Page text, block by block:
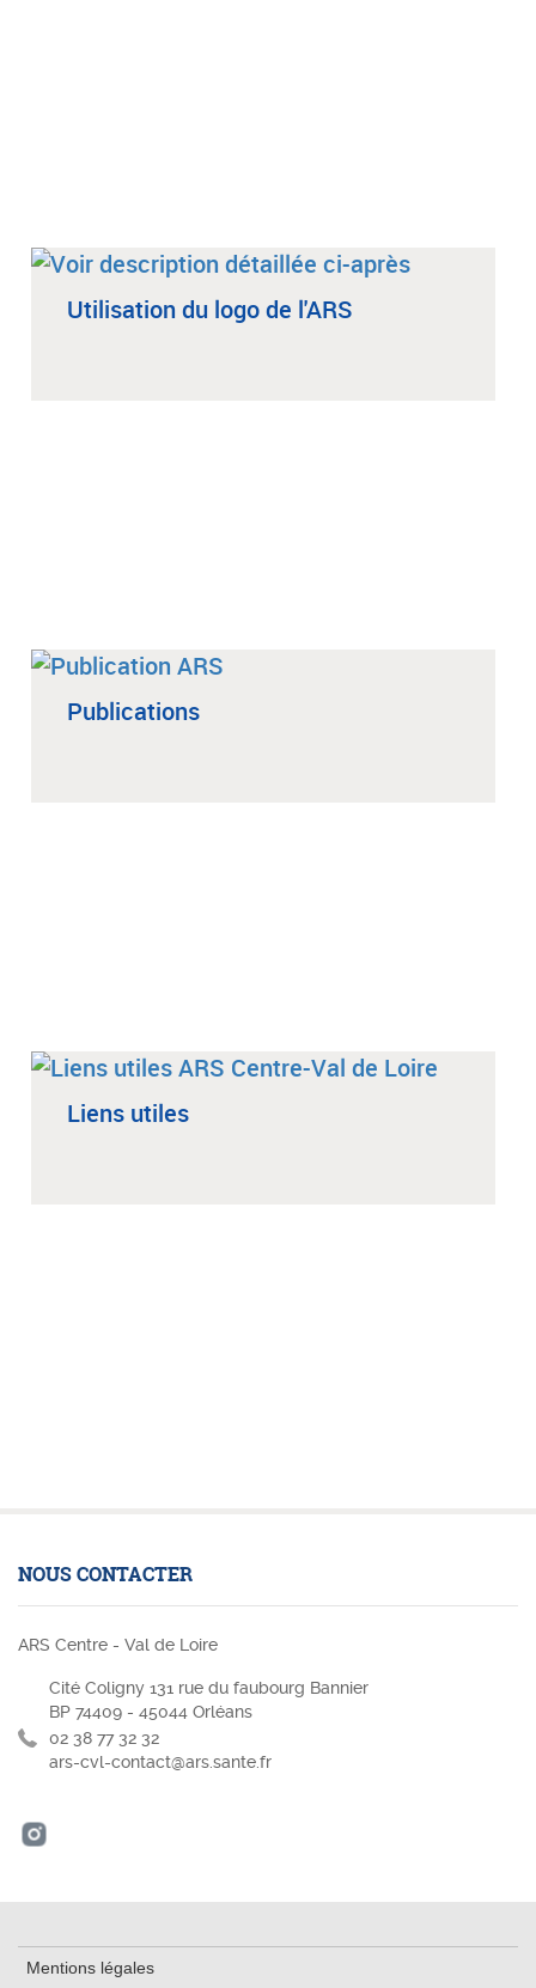
Utilisation du logo de l'ARS
Publications
Liens utiles
NOUS CONTACTER
ARS Centre - Val de Loire
Cité Coligny 131 rue du faubourg Bannier
BP 74409 - 45044 Orléans
02 38 77 32 32
ars-cvl-contact@ars.sante.fr
Mentions légales